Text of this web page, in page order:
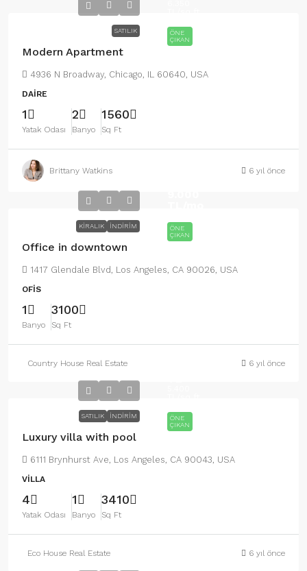
ÖNE
ÇIKAN
SATILIK
Modern Apartment
4936 N Broadway, Chicago, IL 60640, USA
DAIRE
1
Yatak Odası
2
Banyo
1560
Sq Ft
Brittany Watkins 6 yıl önce
ÖNE
ÇIKAN
KIRALIK İNDIRIM
Office in downtown
1417 Glendale Blvd, Los Angeles, CA 90026, USA
OFIS
1
Banyo
3100
Sq Ft
Country House Real Estate 6 yıl önce
ÖNE
ÇIKAN
SATILIK İNDIRIM
Luxury villa with pool
6111 Brynhurst Ave, Los Angeles, CA 90043, USA
VILLA
4
Yatak Odası
1
Banyo
3410
Sq Ft
Eco House Real Estate 6 yıl önce